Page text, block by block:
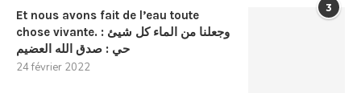
3
Et nous avons fait de l’eau toute
chose vivante. : وجعلنا من الماء كل شيئ
حي : صدق الله العضيم
24 février 2022